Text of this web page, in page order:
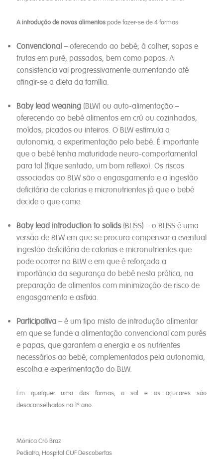
A introdução de novos alimentospode fazer-se de 4 formas:
Convencional – oferecendo ao bebé, à colher, sopas e
frutas em puré, passados, bem como papas. A
consistência vai progressivamente aumentando até
atingir-se a dieta da família.
Baby lead weaning (BLW) ou auto-alimentação –
oferecendo ao bebé alimentos em crú ou cozinhados,
moídos, picados ou inteiros. O BLW estimula a
autonomia, a experimentação pelo bebé. É importante
que o bebé tenha maturidade neuro-comportamental
para tal (fique sentado, um bom reflexo). Os riscos
associados ao BLW são o engasgamento e a ingestão
deficitária de calorias e micronutrientes já que o bebé
decide o que come.
Baby lead introduction to solids(BLISS) – o BLISS é uma
versão de BLW em que se procura compensar a eventual
ingestão deficitária de calorias e micronutrientes que
pode ocorrer no BLW e em que é reforçada a
importância da segurança do bebé nesta prática, na
preparação de alimentos com minimização de risco de
engasgamento e asfixia.
Participativa – é um tipo misto de introdução alimentar
em que se funde a alimentação convencional com purés
e papas, que garantem a energia e os nutrientes
necessários ao bebé, complementados pela autonomia,
escolha e experimentação do BLW.
Em qualquer uma das formas, o sal e os açucares são
desaconselhados no 1º ano.
Mónica Cró Braz
Pediatra, Hospital CUF Descobertas